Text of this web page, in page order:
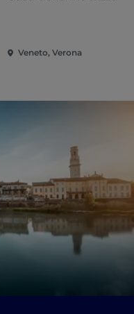
Veneto, Verona